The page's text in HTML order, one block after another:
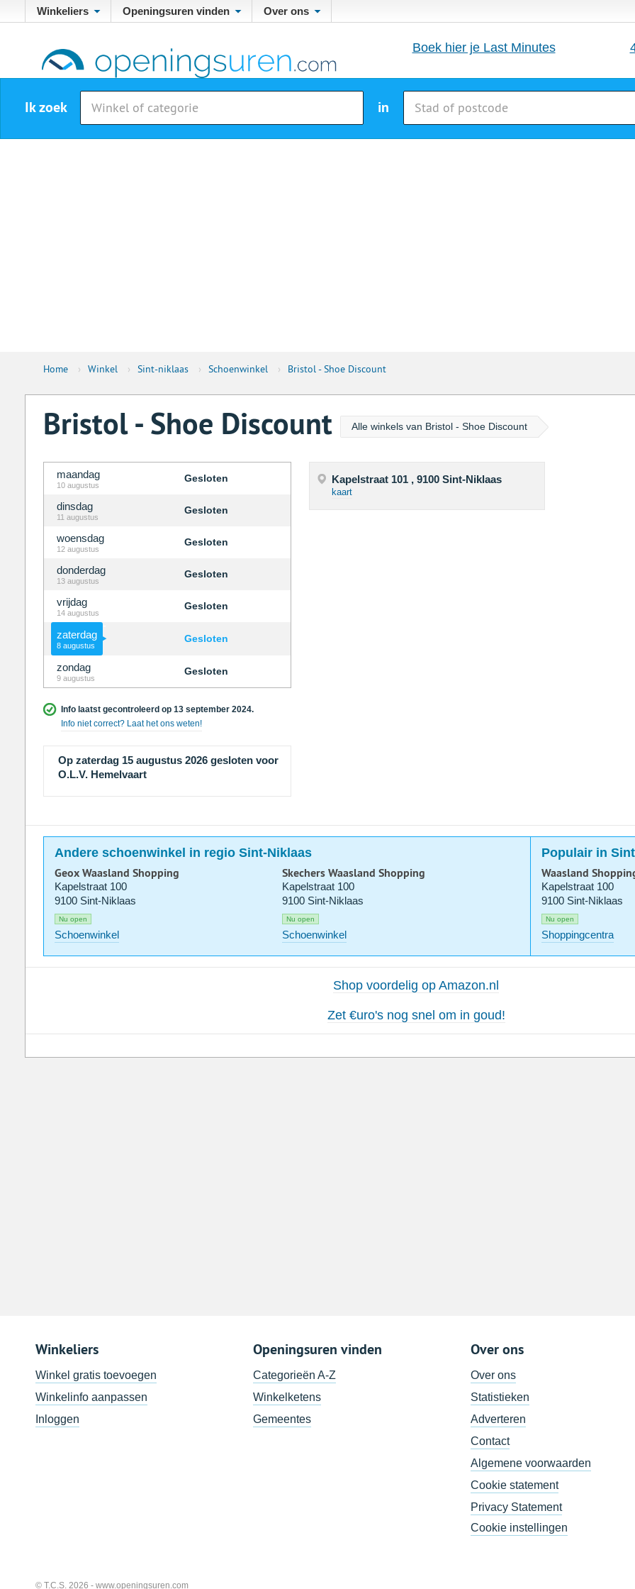
Winkeliers Openingsuren vinden Over ons
Boek hier je Last Minutes
Ik zoek in
Home › Winkel › Sint-niklaas › Schoenwinkel › Bristol - Shoe Discount
Bristol - Shoe Discount Alle winkels van Bristol - Shoe Discount
maandag
10 augustus
Gesloten
dinsdag
11 augustus
Gesloten
woensdag
12 augustus
Gesloten
donderdag
13 augustus
Gesloten
vrijdag
14 augustus
Gesloten
zaterdag
8 augustus
Gesloten
zondag
9 augustus
Gesloten
Info laatst gecontroleerd op 13 september 2024.
Info niet correct? Laat het ons weten!
Op zaterdag 15 augustus 2026 gesloten voor
O.L.V. Hemelvaart
Kapelstraat 101 , 9100 Sint-Niklaas
kaart
Andere schoenwinkel in regio Sint-Niklaas Populair in
Geox Waasland Shopping
Kapelstraat 100
9100 Sint-Niklaas
Nu open
Schoenwinkel
Skechers Waasland Shopping
Kapelstraat 100
9100 Sint-Niklaas
Nu open
Schoenwinkel
Waasland
Kapelstraat 100
9100 Sint-Niklaas
Nu open
Shoppingcentra
Shop voordelig op Amazon.nl
Zet €uro's nog snel om in goud!
Winkeliers
Winkel gratis toevoegen
Winkelinfo aanpassen
Inloggen
Openingsuren vinden
Categorieën A-Z
Winkelketens
Gemeentes
Over ons
Over ons
Statistieken
Adverteren
Contact
Algemene voorwaarden
Cookie statement
Privacy Statement
Cookie instellingen
© T.C.S. 2026 - www.openingsuren.com